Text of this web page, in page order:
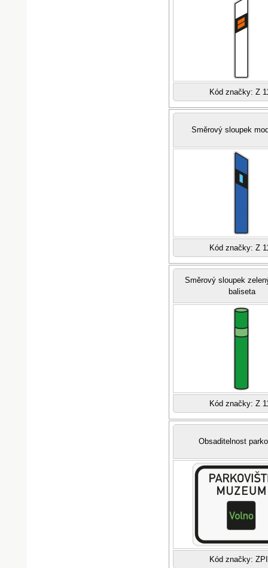
Kód značky: Z
Směrový sloupek
Kód značky: Z
Směrový sloupek
baliseta
Kód značky: Z
Obsaditelnost
Kód značky: